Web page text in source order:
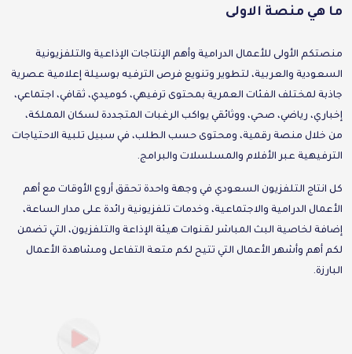
ما هي منصة الاولى
منصتكم الأولى للأعمال الدرامية وأهم الإنتاجات الإذاعية والتلفزيونية
السعودية والعربية، لتطوير وتنويع فرص الترفيه بوسيلة إعلامية عصرية
جاذبة لمختلف الفئات العمرية بمحتوى ترفيهي، كوميدي، ثقافي، اجتماعي،
إخباري، رياضي، صحي، ووثائقي يواكب الرغبات المتجددة لسكان المملكة،
من خلال منصة رقمية، ومحتوى حسب الطلب، في سبيل تلبية الاحتياجات
الترفيهية عبر الأفلام والمسلسلات والبرامج.
كل انتاج التلفزيون السعودي في وجهة واحدة تحقق أروع الأوقات مع أهم
الأعمال الدرامية والاجتماعية، وخدمات تلفزيونية رائدة على مدار الساعة،
إضافة لخاصية البث المباشر لقنوات هيئة الإذاعة والتلفزيون، التي تضمن
لكم أهم وأشهر الأعمال التي تتيح لكم متعة التفاعل ومشاهدة الأعمال
البارزة.